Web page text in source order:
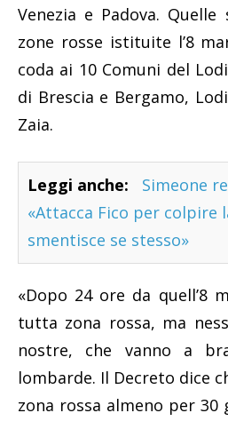
Venezia e Padova.
zone rosse istituite l’8
coda ai 10 Comuni del
di Brescia e Bergamo,
Zaia.
Leggi anche:
Simeone
«Attacca Fico per colpire
smentisce se stesso»
«Dopo 24 ore da quell’8
tutta zona rossa, ma
nostre, che vanno a
lombarde. Il Decreto dice
zona rossa almeno per 30